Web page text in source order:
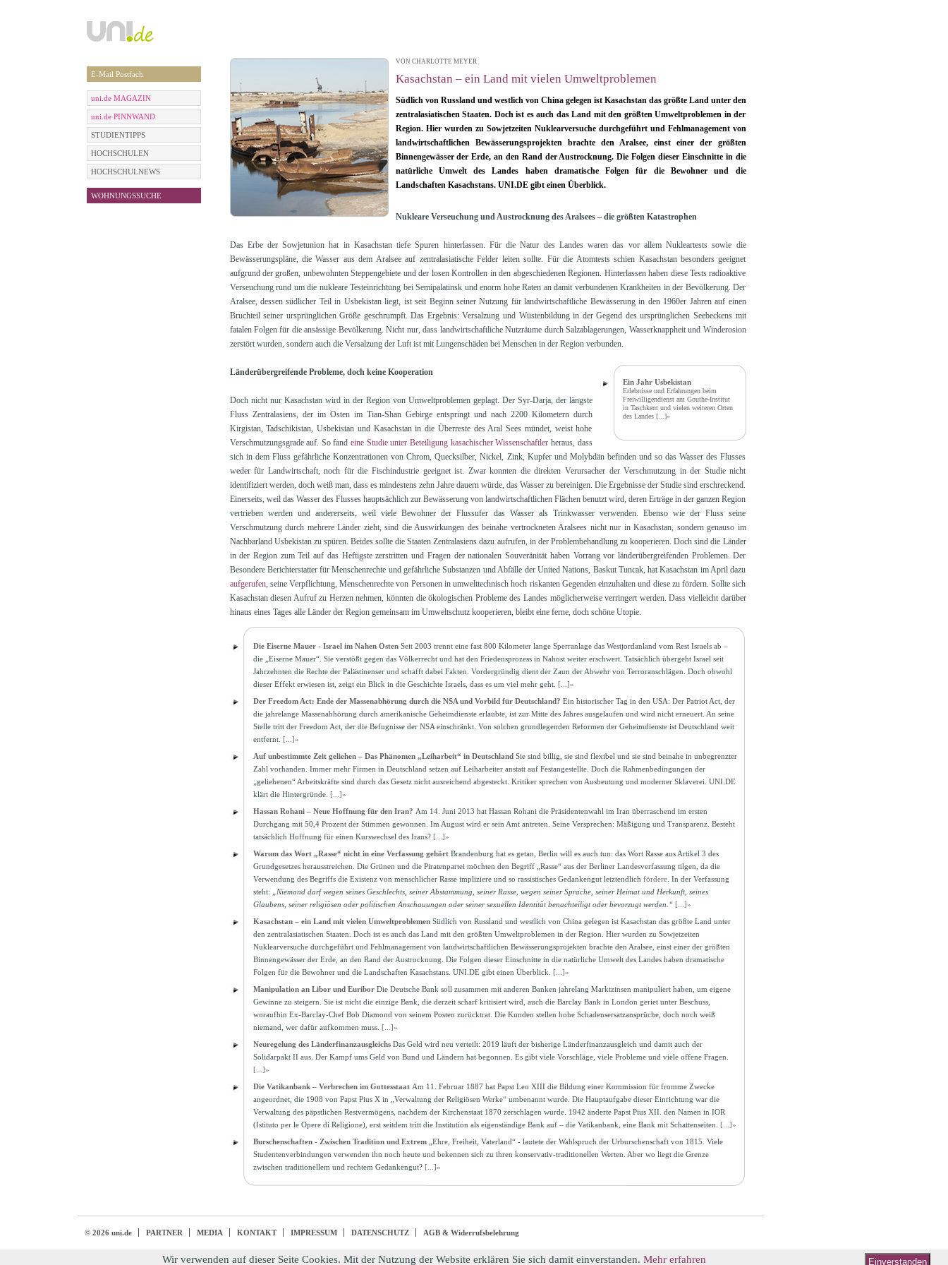
E-Mail Postfach
uni.de MAGAZIN
uni.de PINNWAND
STUDIENTIPPS
HOCHSCHULEN
HOCHSCHULNEWS
WOHNUNGSSUCHE
VON CHARLOTTE MEYER| 11.05.2015 14:48
Kasachstan – ein Land mit vielen Umweltproblemen
Südlich von Russland und westlich von China gelegen ist Kasachstan das größte Land unter den
zentralasiatischen Staaten. Doch ist es auch das Land mit den größten Umweltproblemen in der
Region. Hier wurden zu Sowjetzeiten Nuklearversuche durchgeführt und Fehlmanagement von
landwirtschaftlichen Bewässerungsprojekten brachte den Aralsee, einst einer der größten
Binnengewässer der Erde, an den Rand der Austrocknung. Die Folgen dieser Einschnitte in die
natürliche Umwelt des Landes haben dramatische Folgen für die Bewohner und die
Landschaften Kasachstans. UNI.DE gibt einen Überblick.
Nukleare Verseuchung und Austrocknung des Aralsees – die größten Katastrophen
Das Erbe der Sowjetunion hat in Kasachstan tiefe Spuren hinterlassen. Für die Natur des Landes waren das vor allem Nukleartests sowie die
Bewässerungspläne, die Wasser aus dem Aralsee auf zentralasiatische Felder leiten sollte. Für die Atomtests schien Kasachstan besonders geeignet
aufgrund der großen, unbewohnten Steppengebiete und der losen Kontrollen in den abgeschiedenen Regionen. Hinterlassen haben diese Tests radioaktive
Verseuchung rund um die nukleare Testeinrichtung bei Semipalatinsk und enorm hohe Raten an damit verbundenen Krankheiten in der Bevölkerung. Der
Aralsee, dessen südlicher Teil in Usbekistan liegt, ist seit Beginn seiner Nutzung für landwirtschaftliche Bewässerung in den 1960er Jahren auf einen
Bruchteil seiner ursprünglichen Größe geschrumpft. Das Ergebnis: Versalzung und Wüstenbildung in der Gegend des ursprünglichen Seebeckens mit
fatalen Folgen für die ansässige Bevölkerung. Nicht nur, dass landwirtschaftliche Nutzräume durch Salzablagerungen, Wasserknappheit und Winderosion
zerstört wurden, sondern auch die Versalzung der Luft ist mit Lungenschäden bei Menschen in der Region verbunden.
Ein Jahr Usbekistan
Erlebnisse und Erfahrungen beim
Freiwilligendienst am Gouthe-Institut
in Taschkent und vielen weiteren Orten
des Landes [...]»
Länderübergreifende Probleme, doch keine Kooperation
Doch nicht nur Kasachstan wird in der Region von Umweltproblemen geplagt. Der Syr-Darja, der längste
Fluss Zentralasiens, der im Osten im Tian-Shan Gebirge entspringt und nach 2200 Kilometern durch
Kirgistan, Tadschikistan, Usbekistan und Kasachstan in die Überreste des Aral Sees mündet, weist hohe
Verschmutzungsgrade auf. So fandeine Studie unter Beteiligung kasachischer Wissenschaftler heraus, dass
sich in dem Fluss gefährliche Konzentrationen von Chrom, Quecksilber, Nickel, Zink, Kupfer und Molybdän befinden und so das Wasser des Flusses
weder für Landwirtschaft, noch für die Fischindustrie geeignet ist. Zwar konnten die direkten Verursacher der Verschmutzung in der Studie nicht
identifiziert werden, doch weiß man, dass es mindestens zehn Jahre dauern würde, das Wasser zu bereinigen. Die Ergebnisse der Studie sind erschreckend.
Einerseits, weil das Wasser des Flusses hauptsächlich zur Bewässerung von landwirtschaftlichen Flächen benutzt wird, deren Erträge in der ganzen Region
vertrieben werden und andererseits, weil viele Bewohner der Flussufer das Wasser als Trinkwasser verwenden. Ebenso wie der Fluss seine
Verschmutzung durch mehrere Länder zieht, sind die Auswirkungen des beinahe vertrockneten Aralsees nicht nur in Kasachstan, sondern genauso im
Nachbarland Usbekistan zu spüren. Beides sollte die Staaten Zentralasiens dazu aufrufen, in der Problembehandlung zu kooperieren. Doch sind die Länder
in der Region zum Teil auf das Heftigste zerstritten und Fragen der nationalen Souveränität haben Vorrang vor länderübergreifenden Problemen. Der
Besondere Berichterstatter für Menschenrechte und gefährliche Substanzen und Abfälle der United Nations, Baskut Tuncak, hat Kasachstan im April dazu
aufgerufen, seine Verpflichtung, Menschenrechte von Personen in umwelttechnisch hoch riskanten Gegenden einzuhalten und diese zu fördern. Sollte sich
Kasachstan diesen Aufruf zu Herzen nehmen, könnten die ökologischen Probleme des Landes möglicherweise verringert werden. Dass vielleicht darüber
hinaus eines Tages alle Länder der Region gemeinsam im Umweltschutz kooperieren, bleibt eine ferne, doch schöne Utopie.
Die Eiserne Mauer - Israel im Nahen Osten Seit 2003 trennt eine fast 800 Kilometer lange Sperranlage das Westjordanland vom Rest Israels ab –
die „Eiserne Mauer“. Sie verstößt gegen das Völkerrecht und hat den Friedensprozess in Nahost weiter erschwert. Tatsächlich übergeht Israel seit
Jahrzehnten die Rechte der Palästinenser und schafft dabei Fakten. Vordergründig dient der Zaun der Abwehr von Terroranschlägen. Doch obwohl
dieser Effekt erwiesen ist, zeigt ein Blick in die Geschichte Israels, dass es um viel mehr geht. [...]»
Der Freedom Act: Ende der Massenabhörung durch die NSA und Vorbild für Deutschland? Ein historischer Tag in den USA: Der Patriot Act, der
die jahrelange Massenabhörung durch amerikanische Geheimdienste erlaubte, ist zur Mitte des Jahres ausgelaufen und wird nicht erneuert. An seine
Stelle tritt der Freedom Act, der die Befugnisse der NSA einschränkt. Von solchen grundlegenden Reformen der Geheimdienste ist Deutschland weit
entfernt. [...]»
Auf unbestimmte Zeit geliehen – Das Phänomen „Leiharbeit“ in Deutschland Sie sind billig, sie sind flexibel und sie sind beinahe in unbegrenzter
Zahl vorhanden. Immer mehr Firmen in Deutschland setzen auf Leiharbeiter anstatt auf Festangestellte. Doch die Rahmenbedingungen der
„geliehenen“ Arbeitskräfte sind durch das Gesetz nicht ausreichend abgesteckt. Kritiker sprechen von Ausbeutung und moderner Sklaverei. UNI.DE
klärt die Hintergründe. [...]»
Hassan Rohani – Neue Hoffnung für den Iran? Am 14. Juni 2013 hat Hassan Rohani die Präsidentenwahl im Iran überraschend im ersten
Durchgang mit 50,4 Prozent der Stimmen gewonnen. Im August wird er sein Amt antreten. Seine Versprechen: Mäßigung und Transparenz. Besteht
tatsächlich Hoffnung für einen Kurswechsel des Irans? [...]»
Warum das Wort „Rasse“ nicht in eine Verfassung gehört Brandenburg hat es getan, Berlin will es auch tun: das Wort Rasse aus Artikel 3 des
Grundgesetzes herausstreichen. Die Grünen und die Piratenpartei möchten den Begriff „Rasse“ aus der Berliner Landesverfassung tilgen, da die
Verwendung des Begriffs die Existenz von menschlicher Rasse impliziere und so rassistisches Gedankengut letztendlich fördere. In der Verfassung
steht:
„Niemand darf wegen seines Geschlechts, seiner Abstammung, seiner Rasse, wegen seiner Sprache, seiner Heimat und Herkunft, seines
Glaubens, seiner religiösen oder politischen Anschauungen oder seiner sexuellen Identität benachteiligt oder bevorzugt werden.“ [...]»
Kasachstan – ein Land mit vielen Umweltproblemen Südlich von Russland und westlich von China gelegen ist Kasachstan das größte Land unter
den zentralasiatischen Staaten. Doch ist es auch das Land mit den größten Umweltproblemen in der Region. Hier wurden zu Sowjetzeiten
Nuklearversuche durchgeführt und Fehlmanagement von landwirtschaftlichen Bewässerungsprojekten brachte den Aralsee, einst einer der größten
Binnengewässer der Erde, an den Rand der Austrocknung. Die Folgen dieser Einschnitte in die natürliche Umwelt des Landes haben dramatische
Folgen für die Bewohner und die Landschaften Kasachstans. UNI.DE gibt einen Überblick. [...]»
Manipulation an Libor und Euribor Die Deutsche Bank soll zusammen mit anderen Banken jahrelang Marktzinsen manipuliert haben, um eigene
Gewinne zu steigern. Sie ist nicht die einzige Bank, die derzeit scharf kritisiert wird, auch die Barclay Bank in London geriet unter Beschuss,
woraufhin Ex-Barclay-Chef Bob Diamond von seinem Posten zurücktrat. Die Kunden stellen hohe Schadensersatzansprüche, doch noch weiß
niemand, wer dafür aufkommen muss. [...]»
Neuregelung des Länderfinanzausgleichs Das Geld wird neu verteilt: 2019 läuft der bisherige Länderfinanzausgleich und damit auch der
Solidarpakt II aus. Der Kampf ums Geld von Bund und Ländern hat begonnen. Es gibt viele Vorschläge, viele Probleme und viele offene Fragen.
[...]»
Die Vatikanbank – Verbrechen im Gottesstaat Am 11. Februar 1887 hat Papst Leo XIII die Bildung einer Kommission für fromme Zwecke
angeordnet, die 1908 von Papst Pius X in „Verwaltung der Religiösen Werke“ umbenannt wurde. Die Hauptaufgabe dieser Einrichtung war die
Verwaltung des päpstlichen Restvermögens, nachdem der Kirchenstaat 1870 zerschlagen wurde. 1942 änderte Papst Pius XII. den Namen in IOR
(Istituto per le Opere di Religione), erst seitdem tritt die Institution als eigenständige Bank auf – die Vatikanbank, eine Bank mit Schattenseiten. [...]»
Burschenschaften - Zwischen Tradition und Extrem
„Ehre, Freiheit, Vaterland“ - lautete der Wahlspruch der Urburschenschaft von 1815. Viele
Studentenverbindungen verwenden ihn noch heute und bekennen sich zu ihren konservativ-traditionellen Werten. Aber wo liegt die Grenze
zwischen traditionellem und rechtem Gedankengut? [...]»
© 2026 uni.de PARTNER MEDIA KONTAKT IMPRESSUM DATENSCHUTZ AGB & Widerrufsbelehrung
Wir verwenden auf dieser Seite Cookies. Mit der Nutzung der Website erklären Sie sich damit einverstanden. Mehr erfahren Einverstanden